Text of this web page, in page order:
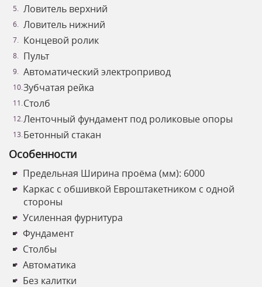
Ловитель верхний
Ловитель нижний
Концевой ролик
Пульт
Автоматический электропривод
Зубчатая рейка
Столб
Ленточный фундамент под роликовые опоры
Бетонный стакан
Особенности
Предельная Ширина проёма (мм): 6000
Каркас с обшивкой Евроштакетником с одной
стороны
Усиленная фурнитура
Фундамент
Столбы
Автоматика
Без калитки